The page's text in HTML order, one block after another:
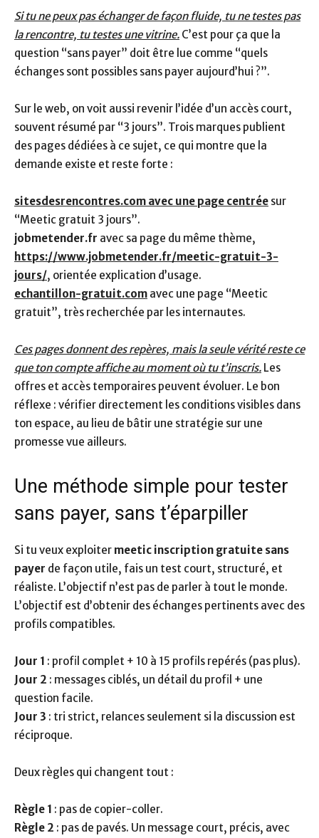
Si tu ne peux pas échanger de façon fluide, tu ne testes pas
la rencontre, tu testes une vitrine. C’est pour ça que la
question “sans payer” doit être lue comme “quels
échanges sont possibles sans payer aujourd’hui ?”.
Sur le web, on voit aussi revenir l’idée d’un accès court,
souvent résumé par “3 jours”. Trois marques publient
des pages dédiées à ce sujet, ce qui montre que la
demande existe et reste forte :
sitesdesrencontres.com avec une page centrée sur
“Meetic gratuit 3 jours”.
jobmetender.fr avec sa page du même thème,
https://www.jobmetender.fr/meetic-gratuit-3-
jours/, orientée explication d’usage.
echantillon-gratuit.com avec une page “Meetic
gratuit”, très recherchée par les internautes.
Ces pages donnent des repères, mais la seule vérité reste ce
que ton compte affiche au moment où tu t’inscris. Les
offres et accès temporaires peuvent évoluer. Le bon
réflexe : vérifier directement les conditions visibles dans
ton espace, au lieu de bâtir une stratégie sur une
promesse vue ailleurs.
Une méthode simple pour tester
sans payer, sans t’éparpiller
Si tu veux exploiter meetic inscription gratuite sans
payer de façon utile, fais un test court, structuré, et
réaliste. L’objectif n’est pas de parler à tout le monde.
L’objectif est d’obtenir des échanges pertinents avec des
profils compatibles.
Jour 1 : profil complet + 10 à 15 profils repérés (pas plus).
Jour 2 : messages ciblés, un détail du profil + une
question facile.
Jour 3 : tri strict, relances seulement si la discussion est
réciproque.
Deux règles qui changent tout :
Règle 1 : pas de copier-coller.
Règle 2 : pas de pavés. Un message court, précis, avec